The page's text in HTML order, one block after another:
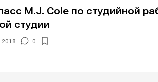
Информация
О проекте
Информация
О проекте
M.J. Cole по студийной
студии
0